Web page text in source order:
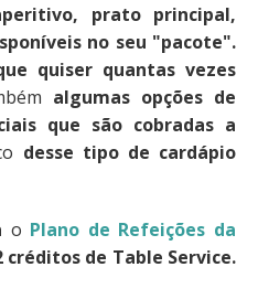
prato principal,
no seu "pacote".
quiser quantas vezes
algumas opções de
que são cobradas a
desse tipo de cardápio
o Plano de Refeições da
de Table Service.